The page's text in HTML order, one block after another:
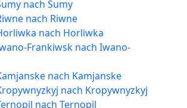
nach Sumy
nach Riwne
nach Horliwka
Frankiwsk nach Iwano-
nach Kamjanske
nach Kropywnyzkyj
nach Ternopil